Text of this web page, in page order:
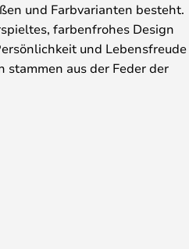
und Farbvarianten besteht.
farbenfrohes Design
und Lebensfreude
aus der Feder der
die das
einem farbigen Sockel, der
in verschiedenen Größen